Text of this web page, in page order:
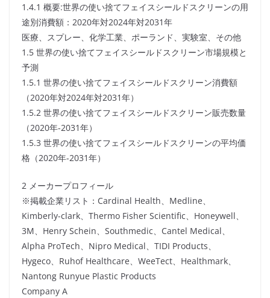
1.4.1 概要:世界の使い捨てフェイスシールドスクリーンの用
途別消費額：2020年対2024年対2031年
医療、スプレー、化学工業、ポーランド、実験室、その他
1.5 世界の使い捨てフェイスシールドスクリーン市場規模と
予測
1.5.1 世界の使い捨てフェイスシールドスクリーン消費額
（2020年対2024年対2031年）
1.5.2 世界の使い捨てフェイスシールドスクリーン販売数量
（2020年-2031年）
1.5.3 世界の使い捨てフェイスシールドスクリーンの平均価
格（2020年-2031年）
2 メーカープロフィール
※掲載企業リスト：Cardinal Health、Medline、
Kimberly-clark、Thermo Fisher Scientific、Honeywell、
3M、Henry Schein、Southmedic、Cantel Medical、
Alpha ProTech、Nipro Medical、TIDI Products、
Hygeco、Ruhof Healthcare、WeeTect、Healthmark、
Nantong Runyue Plastic Products
Company A